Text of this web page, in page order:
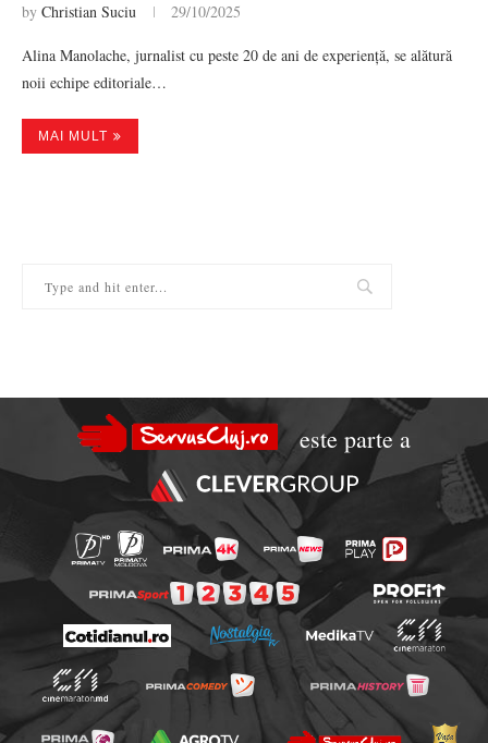
by Christian Suciu 29/10/2025
Alina Manolache, jurnalist cu peste 20 de ani de experiență, se alătură
noii echipe editoriale…
MAI MULT
este parte a